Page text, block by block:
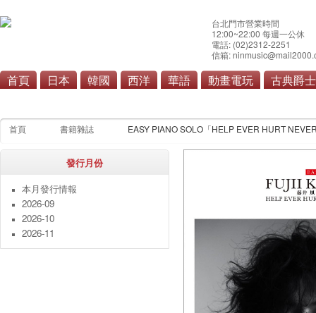
台北門市營業時間
12:00~22:00 每週一公休
電話: (02)2312-2251
信箱:
首頁 日本 韓國 西洋 華語 動畫電玩 古典爵士
首頁 書籍雜誌 EASY PIANO SOLO「HELP EVER HURT
發行月份
本月發行情報
2026-09
2026-10
2026-11